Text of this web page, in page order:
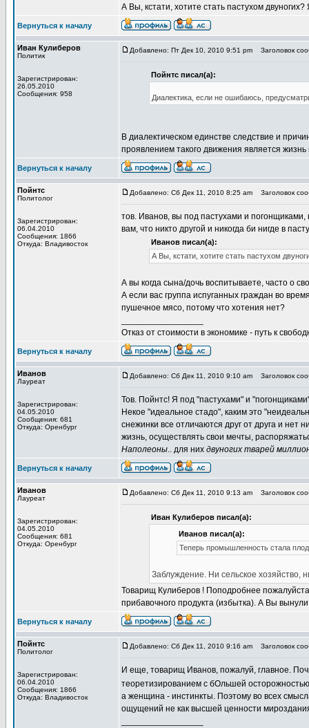
А Вы, кстати, хотите стать пастухом
Вернуться к началу
Иван Кулиберов
Политик
Зарегистрирован:
26.05.2010
Сообщения: 958
Добавлено: Пт Дек 10, 2010 9:51 pm Заголовок
Пойнтс писал(а):
Диалектика, если не ошибаюсь,
В диалектическом единстве следствие и
проявлением такого движения является
Вернуться к началу
Пойнтс
Политолог
Зарегистрирован:
06.04.2010
Сообщения: 1866
Откуда: Владивосток
Добавлено: Сб Дек 11, 2010 8:25 am Заголовок
тов. Иванов, вы под пастухами и
вам, что никто другой и никогда би нигде в
Иванов писал(а):
А Вы, кстати, хотите стать пастухом
А вы когда сына/дочь воспитываете, часто о
А если вас группа испуганных граждан во
пушечное мясо, потому что хотения нет?
Отказ от стоимости в экономике - путь к
Вернуться к началу
Иванов
Лауреат
Зарегистрирован:
04.05.2010
Сообщения: 681
Откуда: Оренбург
Добавлено: Сб Дек 11, 2010 9:10 am Заголовок
Тов. Пойнтс! Я под "пастухами" и
Некое "идеальное стадо", каким это
снежинки все отличаются друг от друга и
жизнь, осуществлять свои мечты,
Наполеоны.. для них двуногих тварей
Вернуться к началу
Иванов
Лауреат
Зарегистрирован:
04.05.2010
Сообщения: 681
Откуда: Оренбург
Добавлено: Сб Дек 11, 2010 9:13 am Заголовок
Иван Кулиберов писал(а):
Иванов писал(а):
Теперь промышленность стала
Заблуждение. Ни сельское
Товарищ Кулиберов ! Поподробнее
прибавочного продукта (избытка). А Вы
Вернуться к началу
Пойнтс
Политолог
Зарегистрирован:
06.04.2010
Сообщения: 1866
Откуда: Владивосток
Добавлено: Сб Дек 11, 2010 9:16 am Заголовок
И еще, товарищ Иванов, пожалуй, главное.
теоретизированием с бОльшей осторожностью
а женщина - инстинкты. Поэтому во всех
ощущений не как высшей ценности